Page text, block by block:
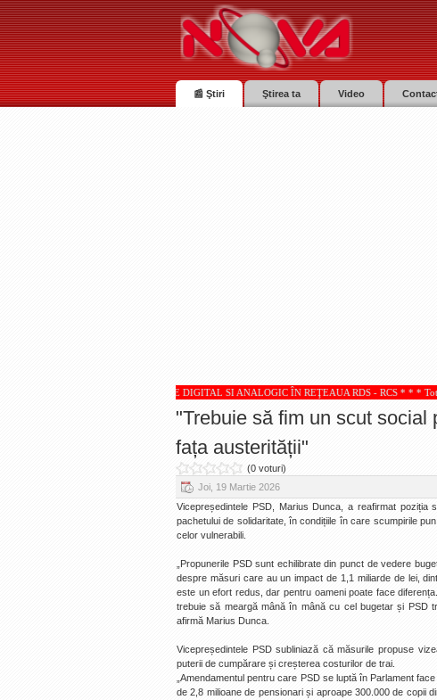
📰 Ştiri
Ştirea ta Video
TV SUNT RECEPŢIONATE DIGITAL SI ANALOGIC ÎN REŢEAUA RDS - RCS * * * Totul
"Trebuie să fim un scut
fața austerității"
(0 voturi)
Joi, 19 Martie 2026
Vicepreședintele PSD, Marius Dunca, a reafirmat poziția
pachetului de solidaritate, în condițiile în care scumpirile
celor vulnerabili.
„Propunerile PSD sunt echilibrate din punct de vedere
despre măsuri care au un impact de 1,1 miliarde de lei,
este un efort redus, dar pentru oameni poate face
trebuie să meargă mână în mână cu cel bugetar și PSD
afirmă Marius Dunca.
Vicepreședintele PSD subliniază că măsurile propuse
puterii de cumpărare și creșterea costurilor de trai.
„Amendamentul pentru care PSD se luptă în Parlament
de 2,8 milioane de pensionari și aproape 300.000 de copii